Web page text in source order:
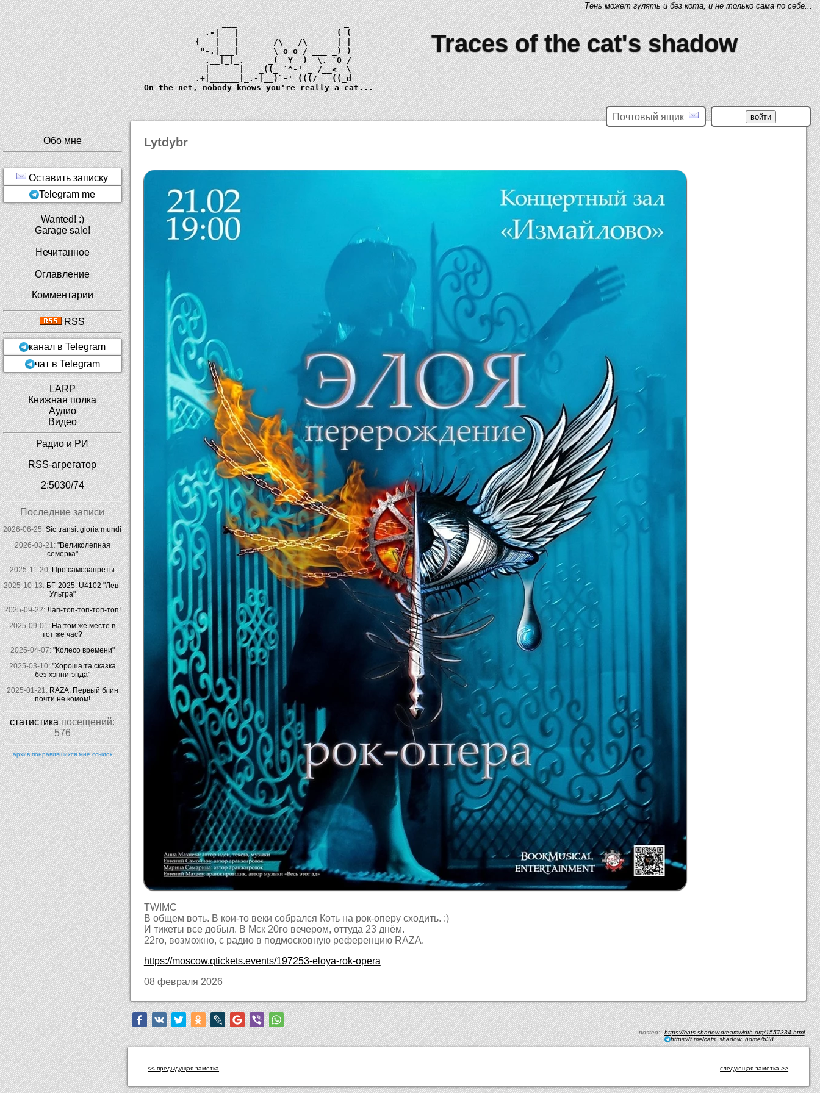
Тень может гулять и без кота, и не только сама по себе...
             ___
               _
         _.-|   |
              ( (
        {   |   |
/\___/\      | |
         "-.|___|
\ o o
/ ___ _) )
          .__|_|_.
_(  Y  )  \. `O /
          |      |   _
((_ `^-' _ /__<  \
        .+|______|_.-|__)
`-' (((/   ((_d
  On the net, nobody knows you're really a cat...
Traces of the cat's shadow
Почтовый ящик
Lytdybr
TWIMC
В общем воть. В кои-то веки собрался Коть на рок-оперу сходить. :)
И тикеты все добыл. В Мск 20го вечером, оттуда 23 днём.
22го, возможно, с радио в подмосковную референцию RAZA.
https://moscow.qtickets.events/197253-eloya-rok-opera
08 февраля 2026
posted: https://cats-shadow.dreamwidth.org/1557334.html
https://t.me/cats_shadow_home/638
<< предыдущая заметка следующая заметка >>
Обо мне
Оставить записку
Telegram me
Wanted! :)
Garage sale!
Нечитанное
Оглавление
Комментарии
RSS
канал в Telegram
чат в Telegram
LARP
Книжная полка
Аудио
Видео
Радио и РИ
RSS-агрегатор
2:5030/74
Последние записи
2026-06-25:Sic transit gloria mundi
2026-03-21:"Великолепная
семёрка"
2025-11-20:Про самозапреты
2025-10-13:БГ-2025. U4102 "Лев-
Ультра"
2025-09-22:Лап-топ-топ-топ-топ!
2025-09-01:На том же месте в
тот же час?
2025-04-07:"Колесо времени"
2025-03-10:"Хороша та сказка
без хэппи-энда"
2025-01-21:RAZA. Первый блин
почти не комом!
статистикапосещений:
576
архив понравившихся мне ссылок